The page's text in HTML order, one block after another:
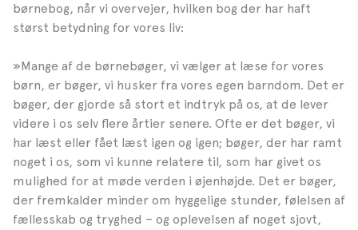
børnebog, når vi overvejer, hvilken bog der har haft
størst betydning for vores liv:
»Mange af de børnebøger, vi vælger at læse for vores
børn, er bøger, vi husker fra vores egen barndom. Det er
bøger, der gjorde så stort et indtryk på os, at de lever
videre i os selv flere årtier senere. Ofte er det bøger, vi
har læst eller fået læst igen og igen; bøger, der har ramt
noget i os, som vi kunne relatere til, som har givet os
mulighed for at møde verden i øjenhøjde. Det er bøger,
der fremkalder minder om hyggelige stunder, følelsen af
fællesskab og tryghed – og oplevelsen af noget sjovt,